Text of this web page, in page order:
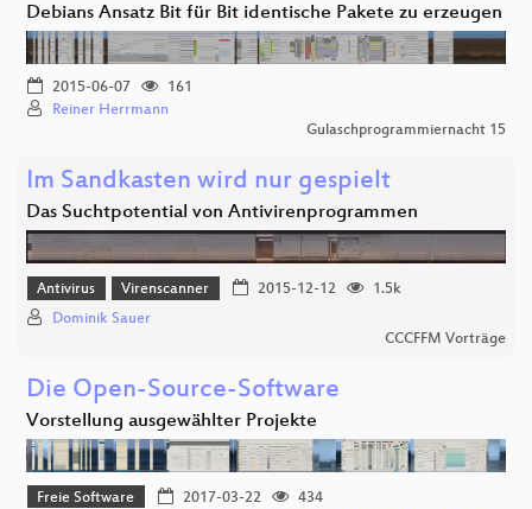
Debians Ansatz Bit für Bit identische Pakete zu erzeugen
2015-06-07
161
Reiner Herrmann
Gulaschprogrammiernacht 15
Im Sandkasten wird nur gespielt
Das Suchtpotential von Antivirenprogrammen
Antivirus Virenscanner 2015-12-12
1.5k
Dominik Sauer
CCCFFM Vorträge
Die Open-Source-Software
Vorstellung ausgewählter Projekte
Freie Software 2017-03-22
434